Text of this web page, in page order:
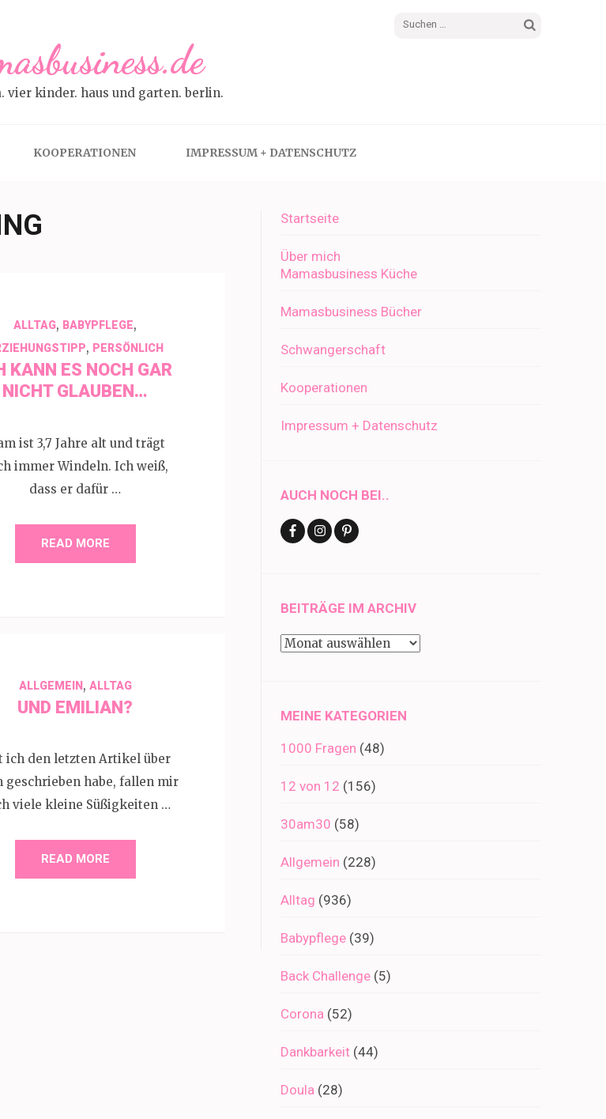
Suchen
vier kinder. haus und garten. berlin.
KOOPERATIONEN IMPRESSUM + DATENSCHUTZ
ALLTAG, BABYPFLEGE,
, PERSÖNLICH
KANN ES NOCH GAR
NICHT GLAUBEN…
ist 3,7 Jahre alt und trägt
immer Windeln. Ich weiß,
dass er dafür …
READ MORE
ALLGEMEIN, ALLTAG
UND EMILIAN?
ich den letzten Artikel über
geschrieben habe, fallen mir
viele kleine Süßigkeiten …
READ MORE
Startseite
Über mich
Mamasbusiness Küche
Mamasbusiness Bücher
Schwangerschaft
Kooperationen
Impressum + Datenschutz
AUCH NOCH BEI..
BEITRÄGE IM ARCHIV
Beiträge
MEINE KATEGORIEN
1000 Fragen (48)
12 von 12 (156)
30am30 (58)
Allgemein (228)
Alltag (936)
Babypflege (39)
Back Challenge (5)
Corona (52)
Dankbarkeit (44)
Doula (28)